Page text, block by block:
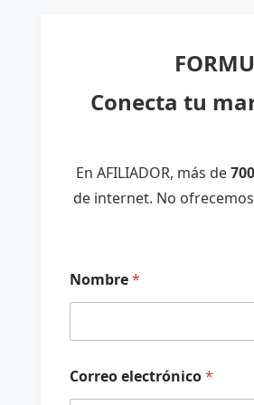
Conecta tu
En AFILIADOR, más de
de internet. No
Nombre*
e
n
Correo electrónico*